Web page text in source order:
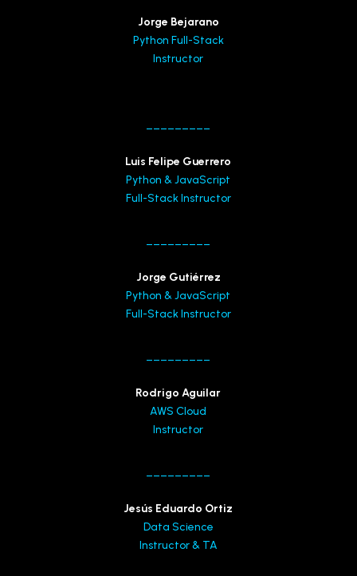
Jorge Bejarano
Python Full-Stack
Instructor
Luis Felipe Guerrero
Python & JavaScript
Full-Stack Instructor
Jorge Gutiérrez
Python & JavaScript
Full-Stack Instructor
Rodrigo Aguilar
AWS Cloud
Instructor
Jesús Eduardo Ortiz
Data Science
Instructor & TA